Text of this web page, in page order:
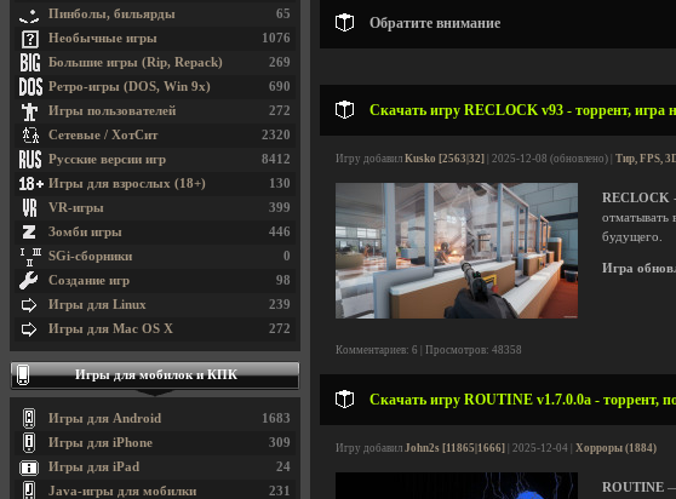
Обратите внимание
Скачать игру RECLOCK v93 - торрент, игра
Игру добавил Kusko [2563|32] | 2025-12-08 (обновлено) | Тир, FPS,
RECLOCK
отматывать
будущего.
Игра
Комментариев: 6 | Просмотров: 48358
Скачать игру ROUTINE v1.7.0.0a - торрент,
Игру добавил John2s [11865|1666] | 2025-12-04 | Хорроры (1884)
ROUTINE
65
Пинболы, бильярды
1076
Необычные игры
269
Большие игры (Rip, Repack)
690
Ретро-игры (DOS, Win 9x)
272
Игры пользователей
2320
Сетевые / ХотСит
8412
Русские версии игр
130
Игры для взрослых (18+)
399
VR-игры
446
Зомби игры
0
SGi-сборники
98
Создание игр
239
Игры для Linux
272
Игры для Mac OS X
Игры для мобилок и КПК
1683
Игры для Android
309
Игры для iPhone
24
Игры для iPad
231
Java-игры для мобилки